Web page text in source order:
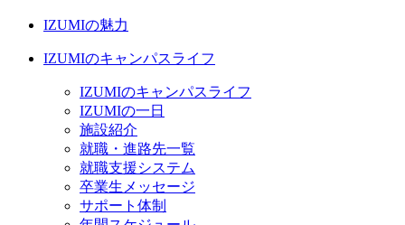
IZUMIの魅力
IZUMIのキャンパスライフ
IZUMIのキャンパスライフ
IZUMIの一日
施設紹介
就職・進路先一覧
就職支援システム
卒業生メッセージ
サポート体制